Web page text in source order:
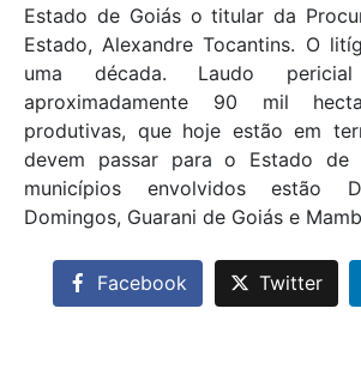
Estado de Goiás o titular da
Estado, Alexandre Tocantins. O
uma década. Laudo
aproximadamente 90 mil
produtivas, que hoje estão em
devem passar para o Estado de
municípios envolvidos estão
Domingos, Guarani de Goiás e
Facebook Twitter